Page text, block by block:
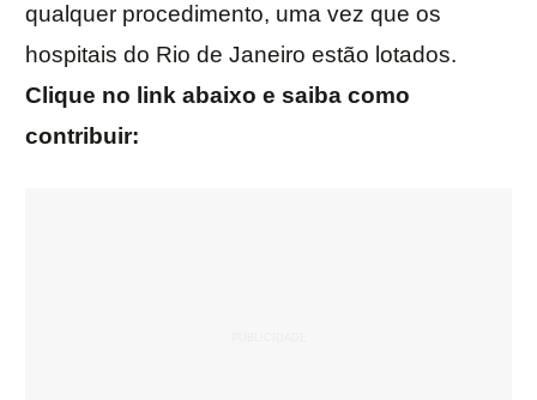
qualquer procedimento, uma vez que os
hospitais do Rio de Janeiro estão lotados.
Clique no link abaixo e saiba como
contribuir: